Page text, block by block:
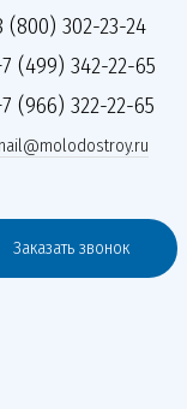
(800) 302-23-24
(499) 342-22-65
(966) 322-22-65
Заказать звонок